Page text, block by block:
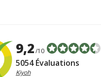
9,2/10
5054 Évaluations
Kiyoh